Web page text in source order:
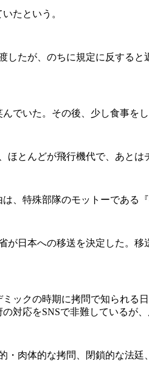
たという。
たが、のちに規定に反する
いた。その後、少し食事をし
とんどが飛行機代で、あとは
、特殊部隊のモットーである
日本への移送を決定した。
クの時期に拷問で知られる
対応をSNSで非難しているが
肉体的な拷問、閉鎖的な法